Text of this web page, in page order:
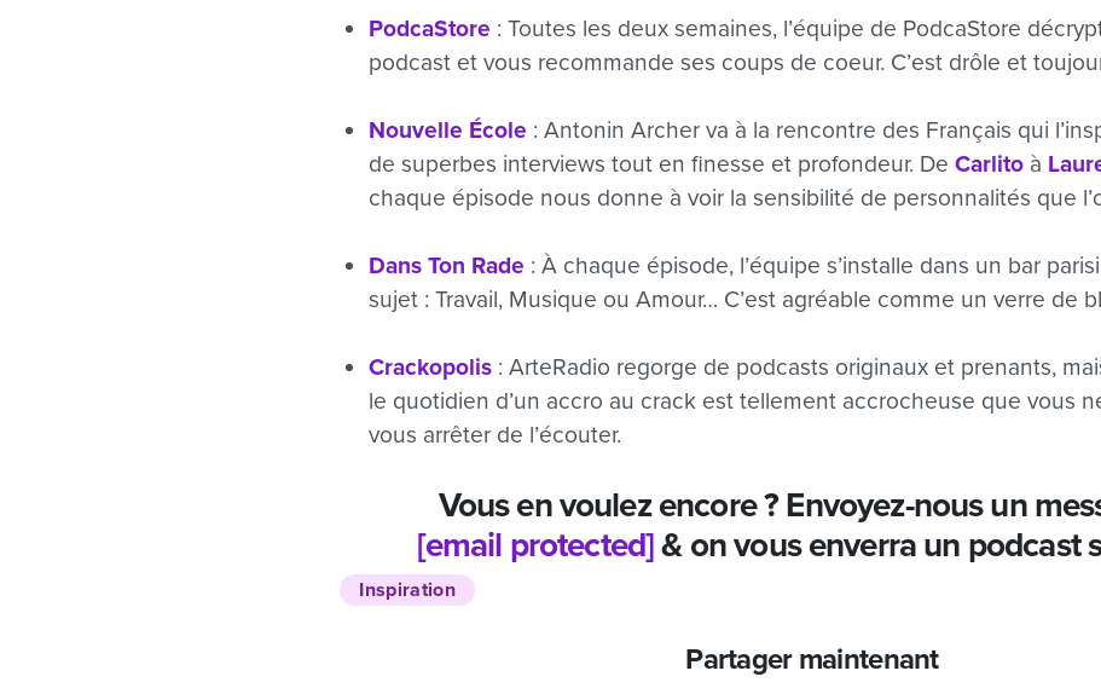
PodcaStore : Toutes les deux semaines, l’équipe de PodcaStore
podcast et vous recommande ses coups de coeur. C’est drôle et
Nouvelle École : Antonin Archer va à la rencontre des Français qui
de superbes interviews tout en finesse et profondeur. DeCarlito à
chaque épisode nous donne à voir la sensibilité de personnalités que
Dans Ton Rade : À chaque épisode, l’équipe s’installe dans un bar
sujet : Travail, Musique ou Amour… C’est agréable comme un verre de
Crackopolis : ArteRadio regorge de podcasts originaux et prenants,
le quotidien d’un accro au crack est tellement accrocheuse que vous
vous arrêter de l’écouter.
Vous en voulez encore ? Envoyez-nous un
[email protected]& on vous enverra un podcast
Inspiration
Partager maintenant